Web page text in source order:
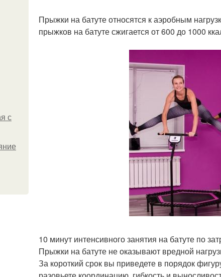
с
Прыжки на батуте относятся к аэробным
прыжков на батуте сжигается от 600 до 1000
10 минут интенсивного занятия на батуте по
Прыжки на батуте не оказывают вредной
За короткий срок вы приведете в порядок